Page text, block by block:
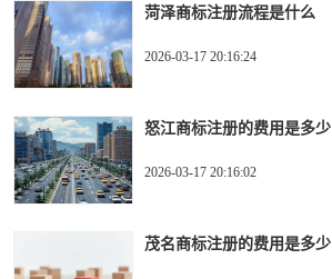
菏泽商标注册流程是什么
2026-03-17 20:16:24
怒江商标注册的费用是多少
2026-03-17 20:16:02
茂名商标注册的费用是多少